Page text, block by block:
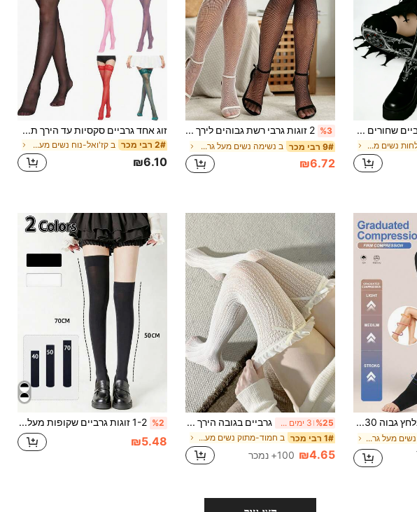
זוג גרביים שחורים מעל הברך בסגנון כנסייה כהה, תלבושת למסיבת הלווין, גרביים שחורים צמודים עד הברך לנשים בסגנון Y2K, גרביים מעל הברך בסגנון הראג'וקו, טייטס גותי פאנק לנשים
ב ספיחת לחות נשים מעל גרבי הברך
%3 2 זוגות גרבי רשת גבוהים לירך עם תחרה עליונה, סרט וגרטר, סגנון Y2K לנשים
9# רבי מכר ב נשימה נשים מעל גרבי הברך
₪6.72
זוג אחד גרביים סקסיות עד הירך תחרה אדומות לנשים, גרביים שחורות עד הברך, גרביים עד הברך לנשים, גרביים עד הברך, מתאים ללבוש יומיומי, דייטים, מסיבות, חג המולד, ליל כל הקדושים, יום האהבה ואירועים אחרים, מתנה לנשים, שנה 2
2# רבי מכר ב קז'ואל-נוח נשים מעל גרבי הברך
₪6.10
גרביים לנשים בלחץ גבוה 20-30 מ"מ כספ"ג מעל הברך, נושמים ורכים להרזיית הרגליים, עם אצבעות פתוחות [אנא עיינו בטבלת המידות לפני הרכישה]
ב בד סרוג נשים מעל גרבי הברך
%25 3 ימים אחרונים גרביים בגובה הירך לנשים מבד תחרה עם קשת וקפלים, בסגנון לוליטה מתוק, מתאימות ללבוש אופנתי יומיומי, נוחות וחמות
1# רבי מכר ב חמוד-מתוק נשים מעל גרבי הברך
₪4.65 100+ נמכר
%2 1-2 זוגות גרביים שקופות מעל הברך לנשים, גרבי קיץ ארוכות, גרביים עד הברך לאביב/סתיו, עשויות מבד קטיפה, גמישות, מתאימות למשקל מתחת ל-140 פאונד
₪5.48